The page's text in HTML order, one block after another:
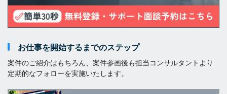
お仕事を開始するまでのステップ
案件のご紹介はもちろん、案件参画後も担当コンサルタントより
定期的なフォローを実施いたします。